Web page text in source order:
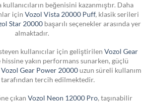
beğenisini kazanmıştır. Daha
için Vozol Vista 20000 Puff, klasik serileri
Star 20000 başarılı seçenekler arasında yer
almaktadır.
kullanıcılar için geliştirilen Vozol Gear
hissine yakın performans sunarken, güçlü
Vozol Gear Power 20000uzun süreli kullanım
tercih edilmektedir.
çıkan Vozol Neon 12000 Pro, taşınabilir